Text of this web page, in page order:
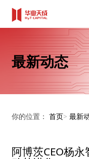
最新动态
你的位置： 首页> 最新
阿博茨CEO杨